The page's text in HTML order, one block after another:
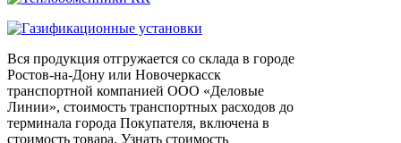
Вся продукция отгружается со склада в городе
Ростов-на-Дону или Новочеркасск
транспортной компанией ООО «Деловые
Линии», стоимость транспортных расходов до
терминала города Покупателя, включена в
стоимость товара. Узнать стоимость